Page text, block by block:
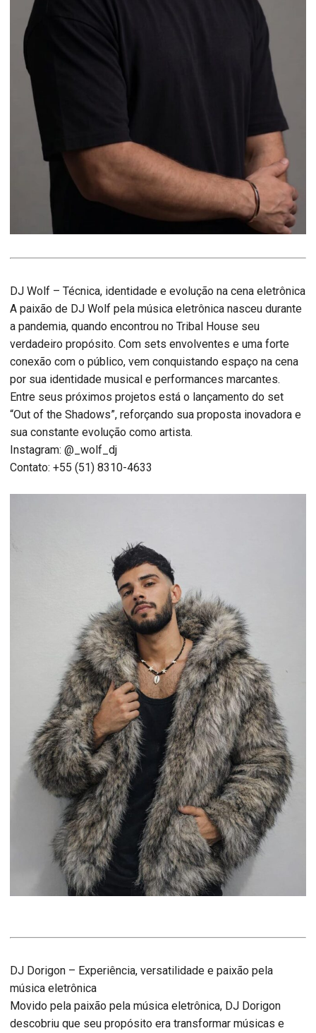
DJ Wolf – Técnica, identidade e evolução na cena eletrônica
A paixão de DJ Wolf pela música eletrônica nasceu durante
a pandemia, quando encontrou no Tribal House seu
verdadeiro propósito. Com sets envolventes e uma forte
conexão com o público, vem conquistando espaço na cena
por sua identidade musical e performances marcantes.
Entre seus próximos projetos está o lançamento do set
“Out of the Shadows”, reforçando sua proposta inovadora e
sua constante evolução como artista.
Instagram: @_wolf_dj
Contato: +55 (51) 8310-4633
DJ Dorigon – Experiência, versatilidade e paixão pela
música eletrônica
Movido pela paixão pela música eletrônica, DJ Dorigon
descobriu que seu propósito era transformar músicas e